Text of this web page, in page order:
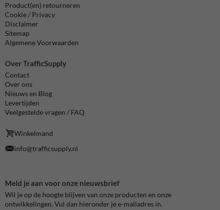
Product(en) retourneren
Cookie / Privacy
Disclaimer
Sitemap
Algemene Voorwaarden
Over TrafficSupply
Contact
Over ons
Nieuws en Blog
Levertijden
Veelgestelde vragen / FAQ
Winkelmand
info@trafficsupply.nl
Meld je aan voor onze nieuwsbrief
Wil je op de hoogte blijven van onze producten en onze
ontwikkelingen. Vul dan hieronder je e-mailadres in.